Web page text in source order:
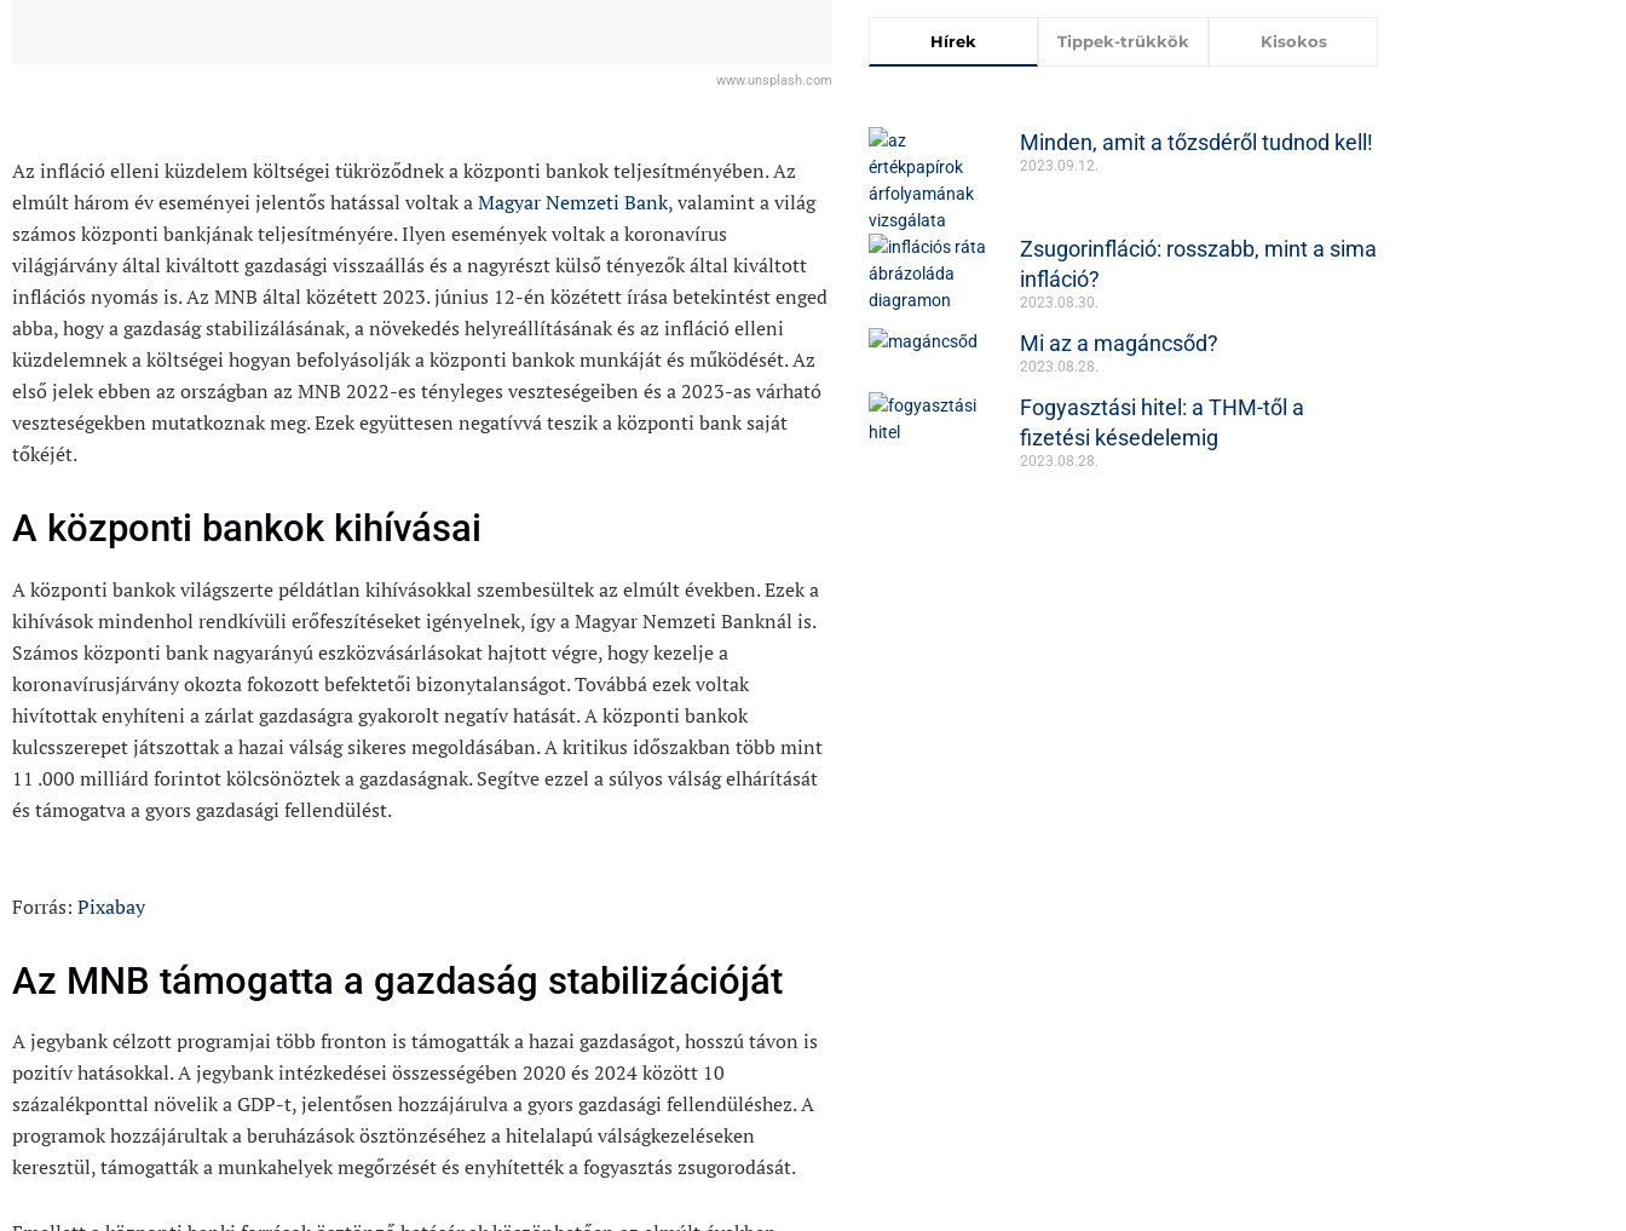
www.unsplash.com
Az infláció elleni küzdelem költségei tükröződnek a központi bankok teljesítményében. Az
elmúlt három év eseményei jelentős hatással voltak aMagyar Nemzeti Bank, valamint a világ
számos központi bankjának teljesítményére. Ilyen események voltak a koronavírus
világjárvány által kiváltott gazdasági visszaállás és a nagyrészt külső tényezők által kiváltott
inflációs nyomás is. Az MNB által közétett 2023. június 12-én közétett írása betekintést enged
abba, hogy a gazdaság stabilizálásának, a növekedés helyreállításának és az infláció elleni
küzdelemnek a költségei hogyan befolyásolják a központi bankok munkáját és működését. Az
első jelek ebben az országban az MNB 2022-es tényleges veszteségeiben és a 2023-as várható
veszteségekben mutatkoznak meg. Ezek együttesen negatívvá teszik a központi bank saját
tőkéjét.
A központi bankok kihívásai
A központi bankok világszerte példátlan kihívásokkal szembesültek az elmúlt években. Ezek a
kihívások mindenhol rendkívüli erőfeszítéseket igényelnek, így a Magyar Nemzeti Banknál is.
Számos központi bank nagyarányú eszközvásárlásokat hajtott végre, hogy kezelje a
koronavírusjárvány okozta fokozott befektetői bizonytalanságot. Továbbá ezek voltak
hivítottak enyhíteni a zárlat gazdaságra gyakorolt negatív hatását. A központi bankok
kulcsszerepet játszottak a hazai válság sikeres megoldásában. A kritikus időszakban több mint
11 .000 milliárd forintot kölcsönöztek a gazdaságnak. Segítve ezzel a súlyos válság elhárítását
és támogatva a gyors gazdasági fellendülést.
Forrás: Pixabay
Az MNB támogatta a gazdaság stabilizációját
A jegybank célzott programjai több fronton is támogatták a hazai gazdaságot, hosszú távon is
pozitív hatásokkal. A jegybank intézkedései összességében 2020 és 2024 között 10
százalékponttal növelik a GDP-t, jelentősen hozzájárulva a gyors gazdasági fellendüléshez. A
programok hozzájárultak a beruházások ösztönzéséhez a hitelalapú válságkezeléseken
keresztül, támogatták a munkahelyek megőrzését és enyhítették a fogyasztás zsugorodását.
Hírek Tippek-trükkök Kisokos
Minden, amit a tőzsdéről tudnod kell!
2023.09.12.
Zsugorinfláció: rosszabb, mint a sima
infláció?
2023.08.30.
Mi az a magáncsőd?
2023.08.28.
Fogyasztási hitel: a THM-től a
fizetési késedelemig
2023.08.28.